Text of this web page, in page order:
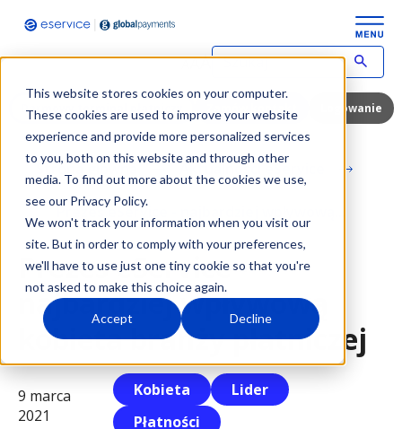
This website stores cookies on your computer.
These cookies are used to improve your website
experience and provide more personalized services
to you, both on this website and through other
media. To find out more about the cookies we use,
see our Privacy Policy.
We won't track your information when you visit our
site. But in order to comply with your preferences,
we'll have to use just one tiny cookie so that you're
not asked to make this choice again.
Accept Decline
p
s
z
w
y
u
k
i
a
n
y
e
m
Darmowy terminal płatniczy Zamów kontakt Logowanie
Strona główna Aktualności eService
Prezes eService - najbardziej wpływową...
Prezes eService -
najbardziej wpływową
kobieta branży płatniczej
9 marca
2021
Kobieta
Lider
Płatności